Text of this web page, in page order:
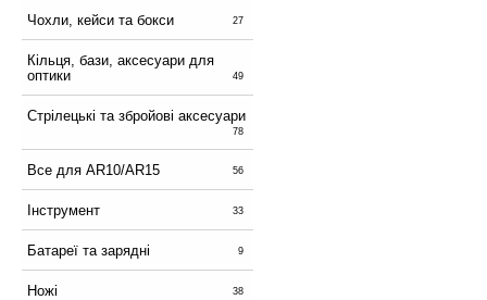
Чохли, кейси та бокси 27
Кільця, бази, аксесуари для
оптики
49
Стрілецькі та збройові аксесуари
78
Все для AR10/AR15 56
Інструмент 33
Батареї та зарядні 9
Ножі 38